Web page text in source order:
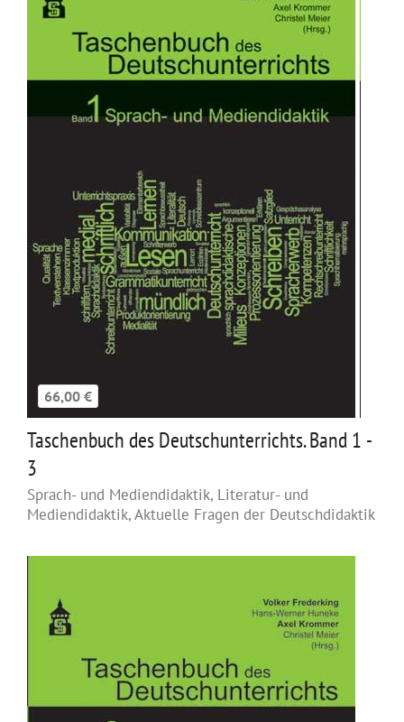
66,00 €
Taschenbuch des Deutschunterrichts. Band 1 -
3
Sprach- und Mediendidaktik, Literatur- und
Mediendidaktik, Aktuelle Fragen der Deutschdidaktik